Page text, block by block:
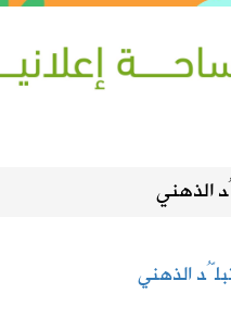
الافتتاح.. سبتمبر يحسم
الطريق الرابط بين العقير والطرف
الذهني
الذهني